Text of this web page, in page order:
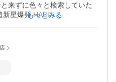
来ずに色々と検索していた
星爆発 HAD002J」を見つ
思っていたけど、実物が届
もっとみる